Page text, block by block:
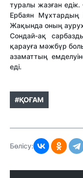
туралы жазған едік.
Ербаян Мұхтардың
Жақында оның
Сондай-ақ
қарауға мәжбүр
азаматтың
еді.
#ҚОҒАМ
Бөлісу: